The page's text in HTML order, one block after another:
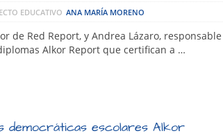
EDUCATIVO ANA MARÍA MORENO
de Red Report, y Andrea Lázaro,
Alkor Report que certifican a …
democráticas escolares Alkor